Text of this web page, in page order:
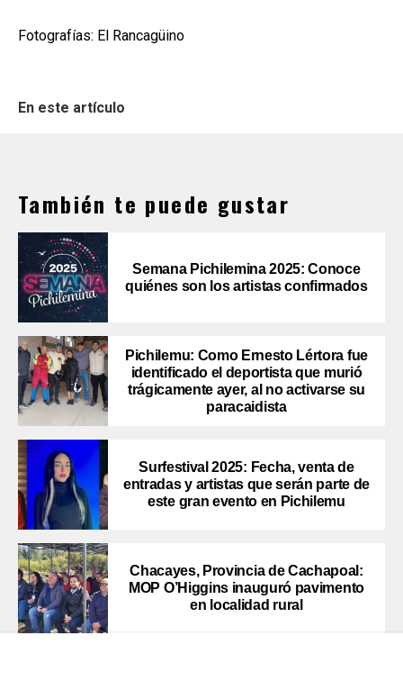
Fotografías: El Rancagüino
En este artículo
También te puede gustar
Semana Pichilemina 2025: Conoce
quiénes son los artistas confirmados
Pichilemu: Como Ernesto Lértora fue
identificado el deportista que murió
trágicamente ayer, al no activarse su
paracaidista
Surfestival 2025: Fecha, venta de
entradas y artistas que serán parte de
este gran evento en Pichilemu
Chacayes, Provincia de Cachapoal:
MOP O’Higgins inauguró pavimento
en localidad rural